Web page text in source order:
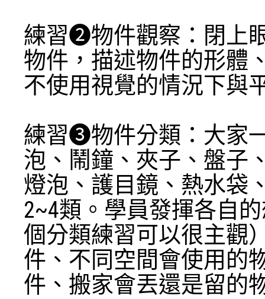
練習➋物件觀察：閉上
物件，描述物件的形體
不使用視覺的情況下與
練習➌物件分類：大家
泡、鬧鐘、夾子、盤子
燈泡、護目鏡、熱水袋
2~4類。學員發揮各自
個分類練習可以很主觀
件、不同空間會使用的
件、搬家會丟還是留的